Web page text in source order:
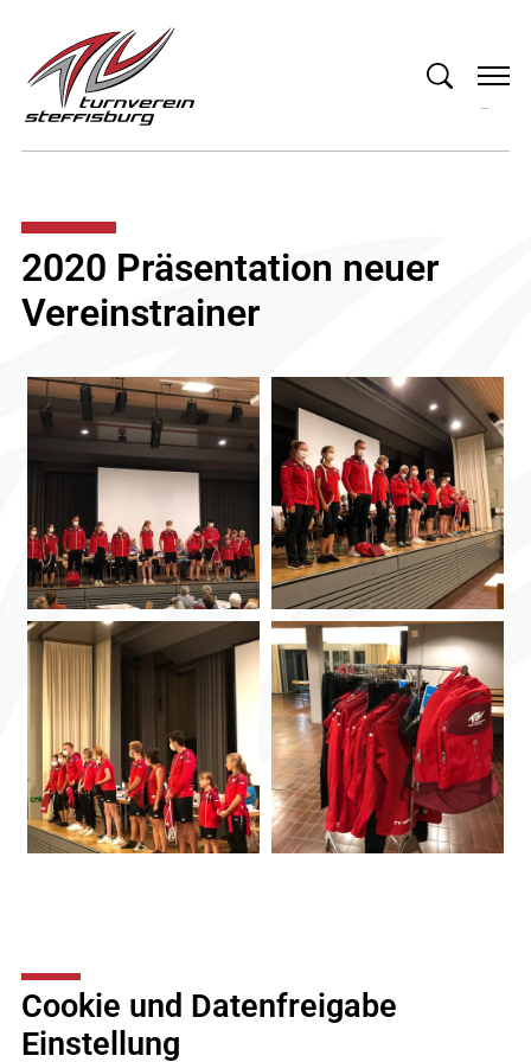
2020 Präsentation neuer
Vereinstrainer
TV Steffisburg
Cookie und Datenfreigabe
Einstellung